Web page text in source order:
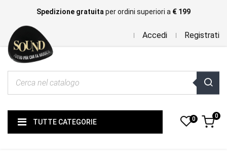
Spedizione gratuita per ordini superiori a € 199
Accedi Registrati
TUTTE CATEGORIE 0 0